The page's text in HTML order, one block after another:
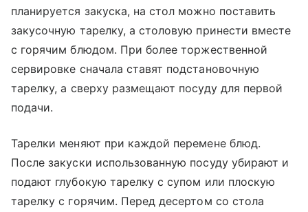
планируется закуска, на стол можно поставить
закусочную тарелку, а столовую принести вместе
с горячим блюдом. При более торжественной
сервировке сначала ставят подстановочную
тарелку, а сверху размещают посуду для первой
подачи.
Тарелки меняют при каждой перемене блюд.
После закуски использованную посуду убирают и
подают глубокую тарелку с супом или плоскую
тарелку с горячим. Перед десертом со стола